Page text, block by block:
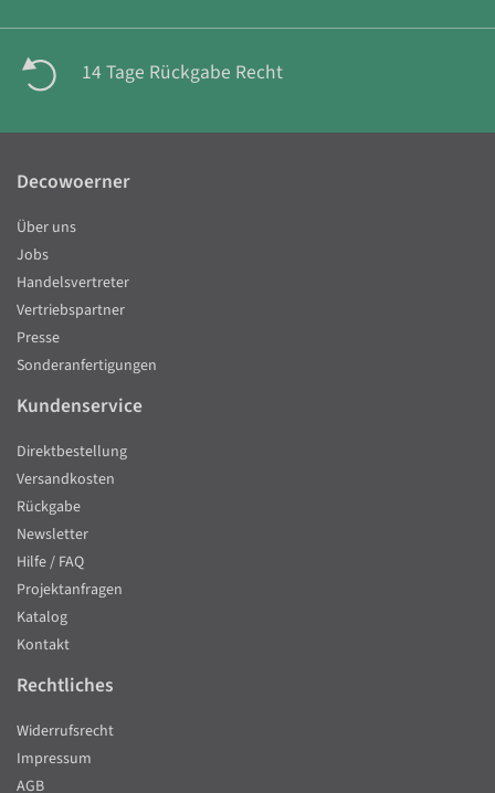
14 Tage Rückgabe Recht
Decowoerner
Über uns
Jobs
Handelsvertreter
Vertriebspartner
Presse
Sonderanfertigungen
Kundenservice
Direktbestellung
Versandkosten
Rückgabe
Newsletter
Hilfe / FAQ
Projektanfragen
Katalog
Kontakt
Rechtliches
Widerrufsrecht
Impressum
AGB